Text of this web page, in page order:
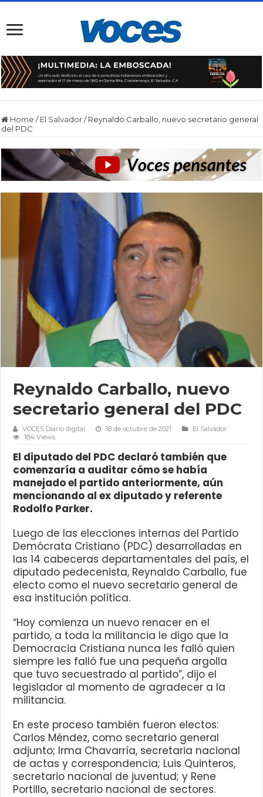
Home / El Salvador / Reynaldo Carballo, nuevo secretario general
del PDC
Reynaldo Carballo, nuevo
secretario general del PDC
VOCES Diario digital 18 de octubre de 2021
El Salvador
184 Views
El diputado del PDC declaró también que
comenzaría a auditar cómo se había
manejado el partido anteriormente, aún
mencionando al ex diputado y referente
Rodolfo Parker.
Luego de las elecciones internas del Partido
Demócrata Cristiano (PDC) desarrolladas en
las 14 cabeceras departamentales del país, el
diputado pedecenista, Reynaldo Carballo, fue
electo como el nuevo secretario general de
esa institución política.
“Hoy comienza un nuevo renacer en el
partido, a toda la militancia le digo que la
Democracia Cristiana nunca les falló quien
siempre les falló fue una pequeña argolla
que tuvo secuestrado al partido”, dijo el
legislador al momento de agradecer a la
militancia.
En este proceso también fueron electos:
Carlos Méndez, como secretario general
adjunto; Irma Chavarría, secretaria nacional
de actas y correspondencia; Luis Quinteros,
secretario nacional de juventud; y Rene
Portillo, secretario nacional de sectores.